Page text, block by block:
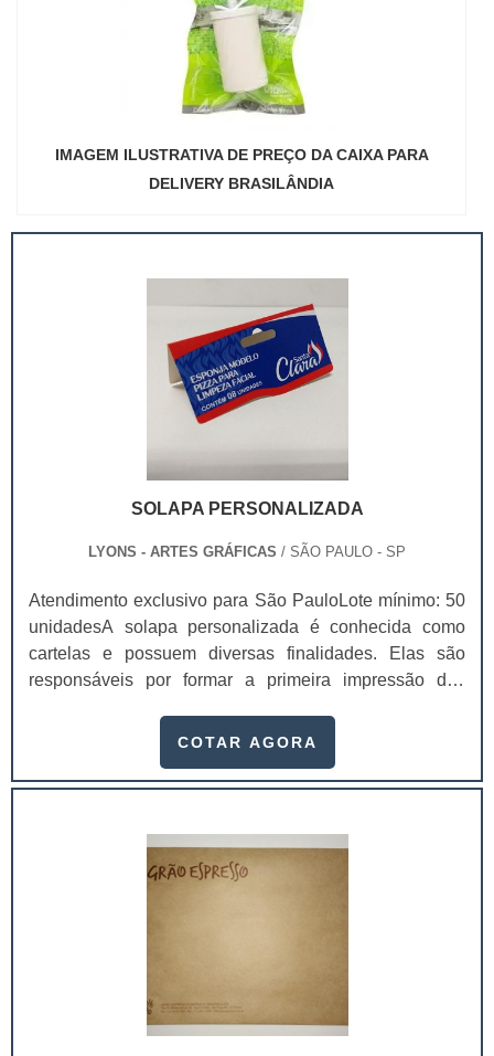
IMAGEM ILUSTRATIVA DE PREÇO DA CAIXA PARA
DELIVERY BRASILÂNDIA
SOLAPA PERSONALIZADA
LYONS - ARTES GRÁFICAS / SÃO PAULO - SP
Atendimento exclusivo para São PauloLote mínimo: 50
unidadesA solapa personalizada é conhecida como
cartelas e possuem diversas finalidades. Elas são
responsáveis por formar a primeira impressão dos
possível aumentar as possibilidades de venda, visto
material. Contar com uma solapa é ainda melhor,
atrair ainda mais os possíveis clientes. É p.
COTAR AGORA